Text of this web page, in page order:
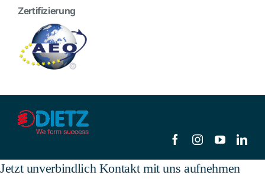
Zertifizierung
Jetzt unverbindlich Kontakt mit uns aufnehmen